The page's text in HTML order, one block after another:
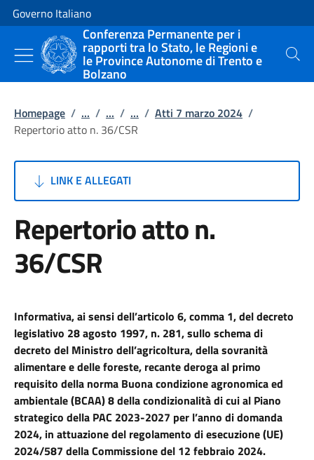
Vai al contenuto
Vai alla navigazione del sito
Governo Italiano
Conferenza Permanente per i
rapporti tra lo Stato, le Regioni e
le Province Autonome di Trento e
Bolzano
Cerca
Homepage / ... / ... / ... / Atti 7 marzo 2024 /
Repertorio atto n. 36/CSR
LINK E ALLEGATI
Repertorio atto n.
36/CSR
Informativa,ai sensi dell’articolo 6, comma 1, del decreto
legislativo 28 agosto 1997, n. 281, sullo schema di
decreto del Ministro dell’agricoltura, della sovranità
alimentare e delle foreste, recante deroga al primo
requisito della norma Buona condizione agronomica ed
ambientale (BCAA) 8 della condizionalità di cui al Piano
strategico della PAC 2023-2027 per l’anno di domanda
2024, in attuazione del regolamento di esecuzione (UE)
2024/587 della Commissione del 12 febbraio 2024.